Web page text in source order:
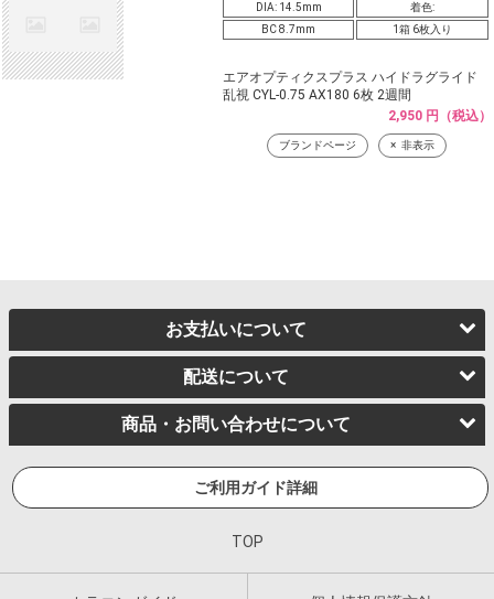
DIA: 14.5mm
着色:
BC 8.7mm
1箱 6枚入り
エアオプティクスプラス ハイドラグライド
乱視 CYL-0.75 AX180 6枚 2週間
2,950 円（税込）
ブランドページ 非表示
お支払いについて
配送について
商品・お問い合わせについて
ご利用ガイド詳細
TOP